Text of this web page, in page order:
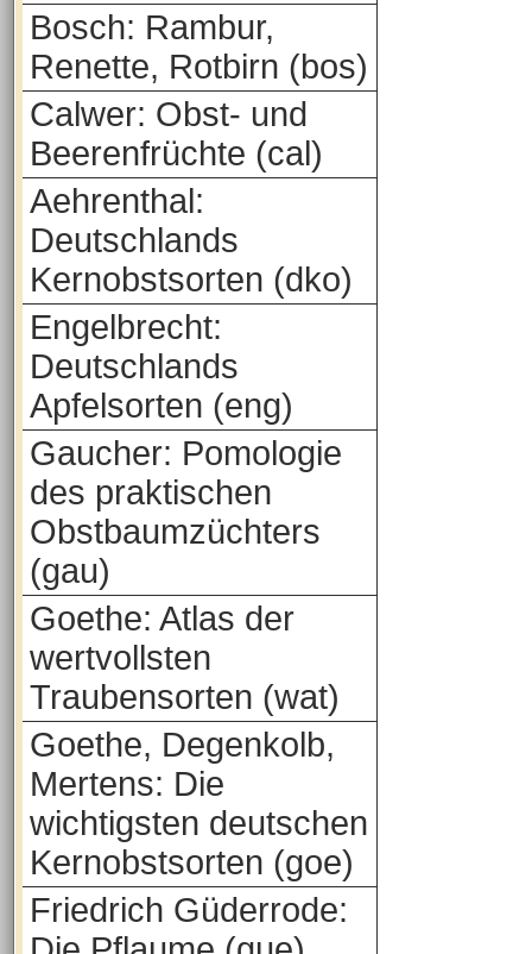
Bosch: Rambur,
Renette, Rotbirn (bos)
Calwer: Obst- und
Beerenfrüchte (cal)
Aehrenthal:
Deutschlands
Kernobstsorten (dko)
Engelbrecht:
Deutschlands
Apfelsorten (eng)
Gaucher: Pomologie
des praktischen
Obstbaumzüchters
(gau)
Goethe: Atlas der
wertvollsten
Traubensorten (wat)
Goethe, Degenkolb,
Mertens: Die
wichtigsten deutschen
Kernobstsorten (goe)
Friedrich Güderrode: